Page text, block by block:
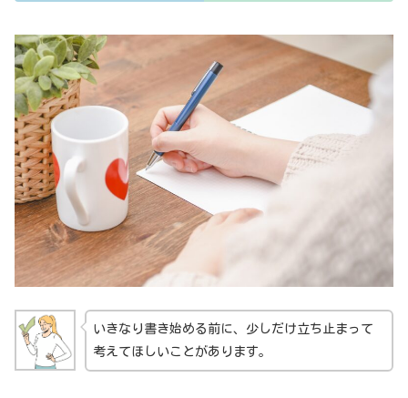
いきなり書き始める前に、少しだけ立ち止まって
考えてほしいことがあります。